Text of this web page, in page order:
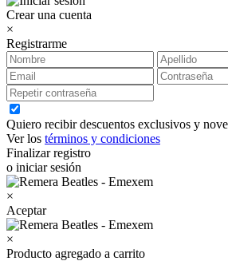
Crear una cuenta
×
Registrarme
Quiero recibir descuentos exclusivos y
Ver los términos y condiciones
Finalizar registro
o iniciar sesión
×
Aceptar
×
Producto agregado a carrito